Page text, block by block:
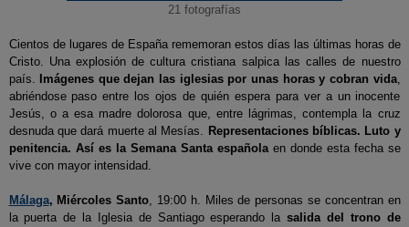
21 fotografías
Cientos de lugares de España rememoran estos días las últimas horas de
Cristo. Una explosión de cultura cristiana salpica las calles de nuestro
país.
Imágenes que dejan las iglesias por unas horas y cobran vida,
abriéndose paso entre los ojos de quién espera para ver a un inocente
Jesús, o a esa madre dolorosa que, entre lágrimas, contempla la cruz
desnuda que dará muerte al Mesías. Representaciones bíblicas. Luto y
penitencia. Así es la Semana Santa española en donde esta fecha se
vive con mayor intensidad.
Málaga, Miércoles Santo, 19:00 h. Miles de personas se concentran en
la puerta de la Iglesia de Santiago esperando la salida del trono de